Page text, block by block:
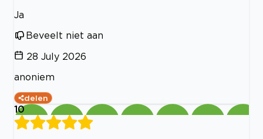
Ja
Beveelt niet aan
28 July 2026
anoniem
delen
10